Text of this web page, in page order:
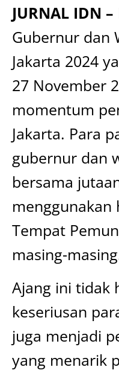
JURNAL IDN –
Gubernur dan
Jakarta 2024
27 November
momentum
Jakarta. Para
gubernur dan
bersama
menggunakan
Tempat
masing-
Ajang ini tidak
keseriusan
juga menjadi
yang menarik